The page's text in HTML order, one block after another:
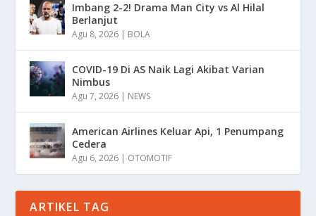
Imbang 2-2! Drama Man City vs Al Hilal
Berlanjut
Agu 8, 2026 | BOLA
COVID-19 Di AS Naik Lagi Akibat Varian
Nimbus
Agu 7, 2026 | NEWS
American Airlines Keluar Api, 1 Penumpang
Cedera
Agu 6, 2026 | OTOMOTIF
ARTIKEL TAG